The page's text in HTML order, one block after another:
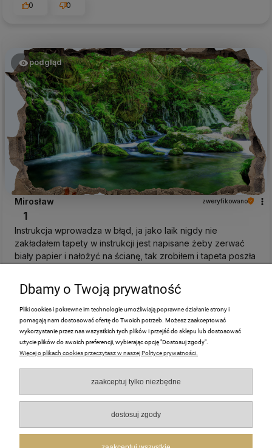
0
0
podgląd
Mirosław zweryfikowano
1
Instrukcja wprowadza w błąd, ja jako laik nigdy nie
zakładałem tapety w instrukcji jest napisane żeby zerwać
biały papier i nałożyć na ścianę, tak zrobiłem i tapeta poszła
Małgorzata
5
🚀👍️Przesyłka bardzo sprawna. Wszystkie oczekiwania
zostały spełnione na wysokim poziomie.
Dbamy o Twoją prywatność
Pliki cookies i pokrewne im technologie umożliwiają poprawne działanie strony i
pomagają nam dostosować ofertę do Twoich potrzeb. Możesz zaakceptować
wykorzystanie przez nas wszystkich tych plików i przejść do sklepu lub dostosować
użycie plików do swoich preferencji, wybierając opcję "Dostosuj zgody".
Więcej o plikach cookies przeczytasz w naszej Polityce prywatności.
zaakceptuj tylko niezbędne
dostosuj zgody